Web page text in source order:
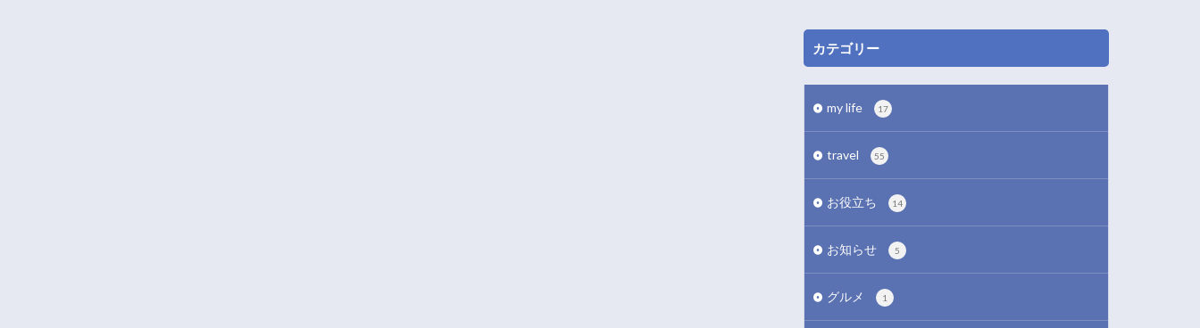
カテゴリー
my life 17
travel 55
お役立ち 14
お知らせ 5
グルメ 1